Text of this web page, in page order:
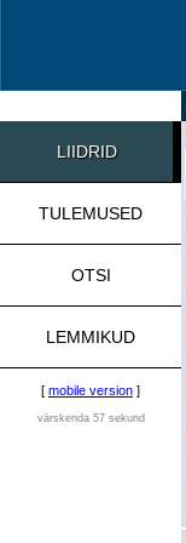
LIIDRID
TULEMUSED
OTSI
LEMMIKUD
[ mobile version ]
värskenda 57 sekund